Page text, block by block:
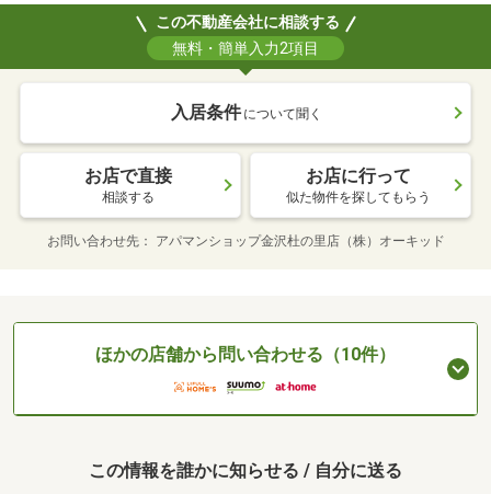
この不動産会社に相談する
無料・簡単入力2項目
入居条件 について聞く
お店で直接
相談する
お店に行って
似た物件を探してもらう
お問い合わせ先 アパマンショップ金沢杜の里店（株）オーキッド
ほかの店舗から問い合わせる（10件）
この情報を誰かに知らせる / 自分に送る